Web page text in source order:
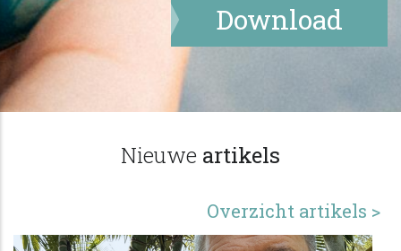
Download
Nieuwe artikels
Overzicht artikels >